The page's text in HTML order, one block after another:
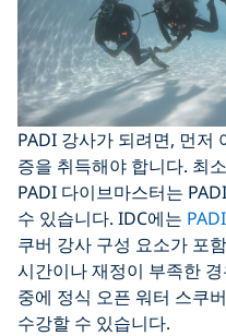
PADI 강사가 되려면, 먼저
증을 취득해야 합니다. 최
PADI 다이브마스터는
수 있습니다. IDC에는
쿠버 강사 구성 요소가 포
시간이나 재정이 부족한
중에 정식 오픈 워터 스쿠
수강할 수 있습니다.